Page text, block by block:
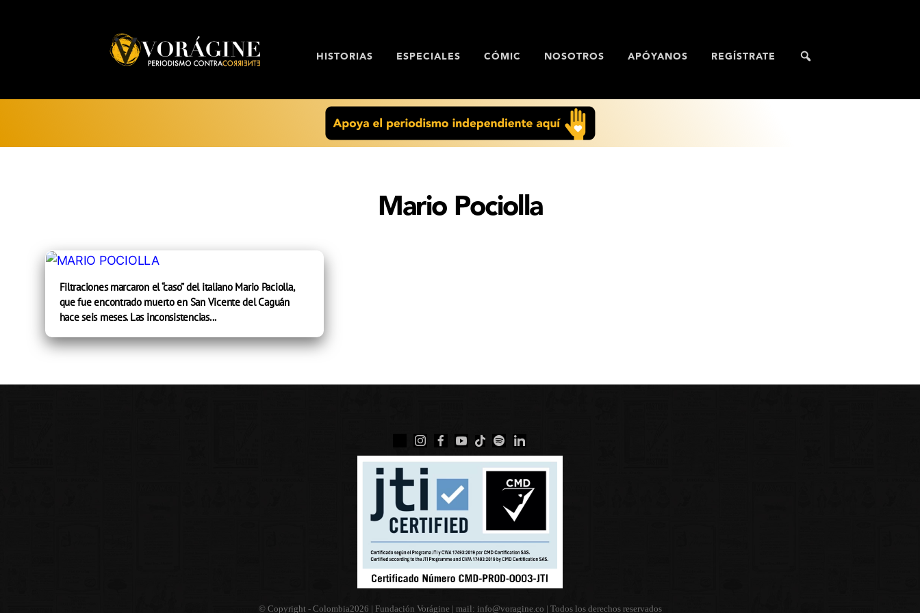
HISTORIAS ESPECIALES CÓMIC NOSOTROS APÓYANOS REGÍSTRATE
Mario Pociolla
Filtraciones marcaron el “caso” del italiano Mario Paciolla,
que fue encontrado muerto en San Vicente del Caguán
hace seis meses. Las inconsistencias...
© Copyright - Colombia2026 | Fundación Vorágine | mail: info@voragine.co | Todos los derechos reservados